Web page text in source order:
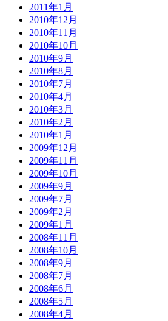
2011年1月
2010年12月
2010年11月
2010年10月
2010年9月
2010年8月
2010年7月
2010年4月
2010年3月
2010年2月
2010年1月
2009年12月
2009年11月
2009年10月
2009年9月
2009年7月
2009年2月
2009年1月
2008年11月
2008年10月
2008年9月
2008年7月
2008年6月
2008年5月
2008年4月